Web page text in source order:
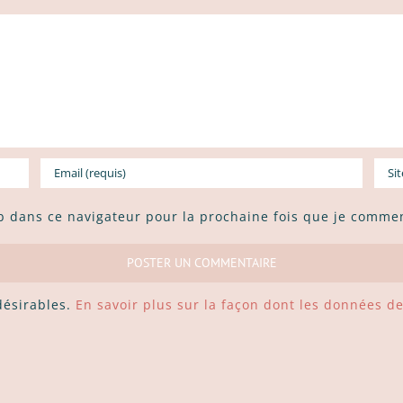
dans ce navigateur pour la prochaine fois que je
En savoir plus sur la façon dont les données